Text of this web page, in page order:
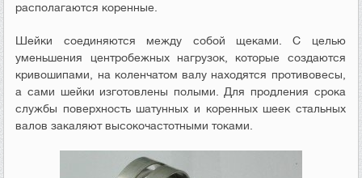
располагаются коренные.
Шейки соединяются между собой щеками. С целью
уменьшения центробежных нагрузок, которые создаются
кривошипами, на коленчатом валу находятся противовесы,
а сами шейки изготовлены полыми. Для продления срока
службы поверхность шатунных и коренных шеек стальных
валов закаляют высокочастотными токами.